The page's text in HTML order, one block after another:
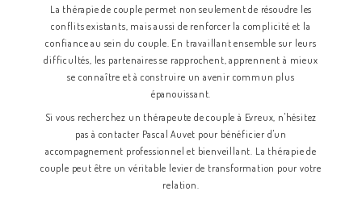
La thérapie de couple permet non seulement de résoudre les
conflits existants, mais aussi de renforcer la complicité et la
confiance au sein du couple. En travaillant ensemble sur leurs
difficultés, les partenaires se rapprochent, apprennent à mieux
se connaître et à construire un avenir commun plus
épanouissant.
Si vous recherchez un thérapeute de couple à Evreux, n'hésitez
pas à contacter Pascal Auvet pour bénéficier d'un
accompagnement professionnel et bienveillant. La thérapie de
couple peut être un véritable levier de transformation pour votre
relation.